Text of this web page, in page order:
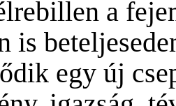
a
is
egy új